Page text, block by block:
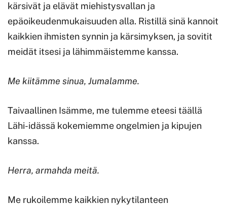
kärsivät ja elävät miehistysvallan ja
epäoikeudenmukaisuuden alla. Ristillä sinä kannoit
kaikkien ihmisten synnin ja kärsimyksen, ja sovitit
meidät itsesi ja lähimmäistemme kanssa.
Me kiitämme sinua, Jumalamme.
Taivaallinen Isämme, me tulemme eteesi täällä
Lähi-idässä kokemiemme ongelmien ja kipujen
kanssa.
Herra, armahda meitä.
Me rukoilemme kaikkien nykytilanteen